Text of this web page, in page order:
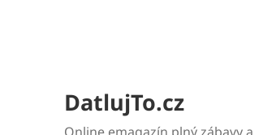
DatlujTo.cz